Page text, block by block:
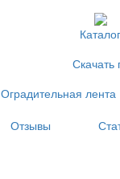
Каталог
Скачать
Оградительная лента
Отзывы